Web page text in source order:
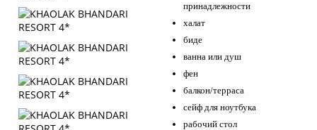
принадлежности
халат
биде
ванна или душ
фен
балкон/терраса
сейф для ноутбука
рабочий стол